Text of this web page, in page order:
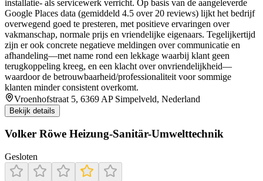
installatie- als servicewerk verricht. Op basis van de aangeleverde
Google Places data (gemiddeld 4.5 over 20 reviews) lijkt het bedrijf
overwegend goed te presteren, met positieve ervaringen over
vakmanschap, normale prijs en vriendelijke eigenaars. Tegelijkertijd
zijn er ook concrete negatieve meldingen over communicatie en
afhandeling—met name rond een lekkage waarbij klant geen
terugkoppeling kreeg, en een klacht over onvriendelijkheid—
waardoor de betrouwbaarheid/professionaliteit voor sommige
klanten minder consistent overkomt.
Vroenhofstraat 5, 6369 AP Simpelveld, Nederland
Bekijk details
Volker Röwe Heizung-Sanitär-Umwelttechnik
Gesloten